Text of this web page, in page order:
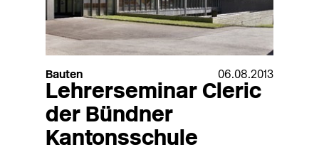
Bauten 06.08.2013
Lehrerseminar Cleric
der Bündner
Kantonsschule